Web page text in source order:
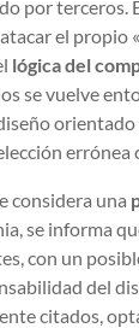
por terceros.
el propio
lógica del
se vuelve
orientado
errónea
considera una
se informa
con un
del
citados,